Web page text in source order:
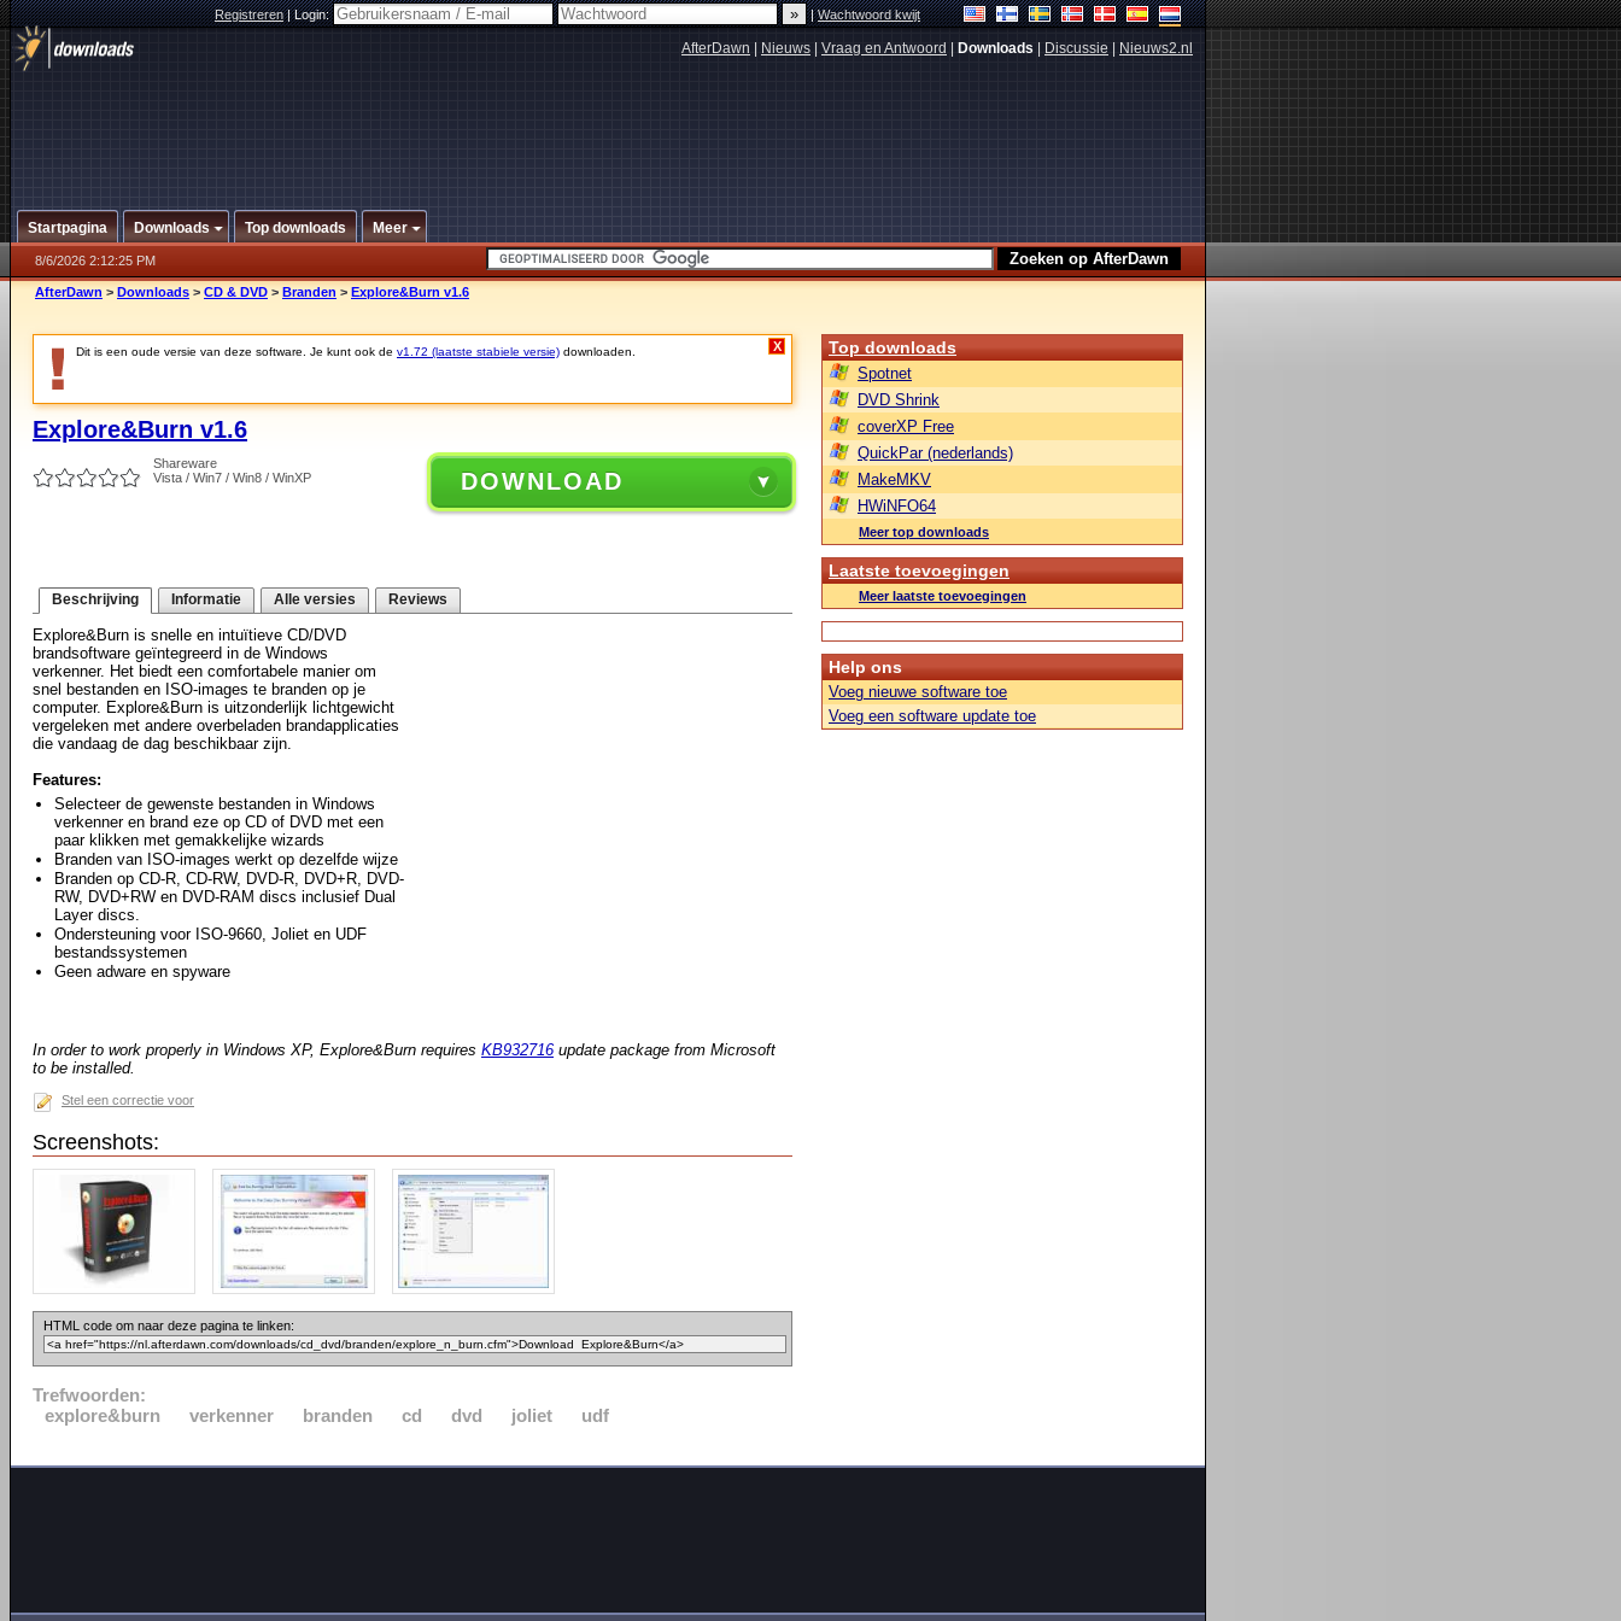
Registreren|Login: |Wachtwoord kwijt
AfterDawn Nieuws Vraag en Antwoord Downloads Discussie Nieuws2.nl
Startpagina Downloads Top downloads Meer
8/6/2026 2:12:25 PM
AfterDawn > Downloads > CD & DVD > Branden > Explore&Burn v1.6
Dit is een oude versie van deze software. Je kunt ook de v1.72 (laatste stabiele versie) downloaden. X
Explore&Burn v1.6
Shareware
Vista / Win7 / Win8 / WinXP
DOWNLOAD
Beschrijving Informatie Alle versies Reviews
Explore&Burn is snelle en intuïtieve CD/DVD
brandsoftware geïntegreerd in de Windows
verkenner. Het biedt een comfortabele manier om
snel bestanden en ISO-images te branden op je
computer. Explore&Burn is uitzonderlijk lichtgewicht
vergeleken met andere overbeladen brandapplicaties
die vandaag de dag beschikbaar zijn.
Features:
Selecteer de gewenste bestanden in Windows
verkenner en brand eze op CD of DVD met een
paar klikken met gemakkelijke wizards
Branden van ISO-images werkt op dezelfde wijze
Branden op CD-R, CD-RW, DVD-R, DVD+R, DVD-
RW, DVD+RW en DVD-RAM discs inclusief Dual
Layer discs.
Ondersteuning voor ISO-9660, Joliet en UDF
bestandssystemen
Geen adware en spyware
In order to work properly in Windows XP, Explore&Burn requires KB932716 update package from Microsoft
to be installed.
Stel een correctie voor
Screenshots:
HTML code om naar deze pagina te linken:
Trefwoorden:
explore&burn
verkenner branden cd dvd joliet udf
Top downloads
Spotnet
DVD Shrink
coverXP Free
QuickPar (nederlands)
MakeMKV
HWiNFO64
Meer top downloads
Laatste toevoegingen
Meer laatste toevoegingen
Help ons
Voeg nieuwe software toe
Voeg een software update toe